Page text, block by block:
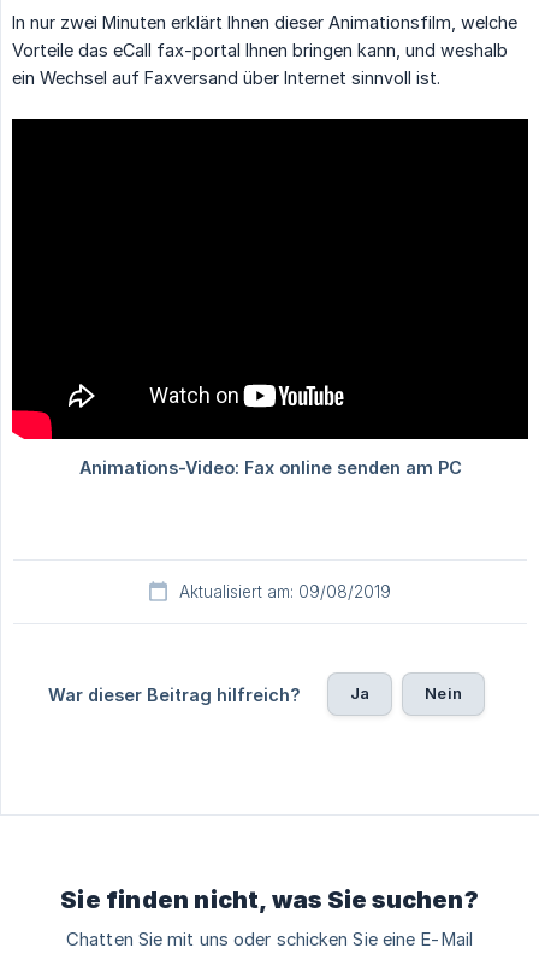
In nur zwei Minuten erklärt Ihnen dieser Animationsfilm, welche
Vorteile das eCall fax-portal Ihnen bringen kann, und weshalb
ein Wechsel auf Faxversand über Internet sinnvoll ist.
Aktualisiert am: 09/08/2019
War dieser Beitrag hilfreich? Ja Nein
Sie finden nicht, was Sie suchen?
Chatten Sie mit uns oder schicken Sie eine E-Mail